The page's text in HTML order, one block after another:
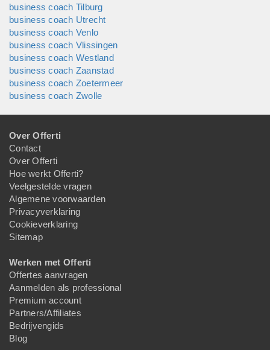
business coach Tilburg
business coach Utrecht
business coach Venlo
business coach Vlissingen
business coach Westland
business coach Zaanstad
business coach Zoetermeer
business coach Zwolle
Over Offerti
Contact
Over Offerti
Hoe werkt Offerti?
Veelgestelde vragen
Algemene voorwaarden
Privacyverklaring
Cookieverklaring
Sitemap
Werken met Offerti
Offertes aanvragen
Aanmelden als professional
Premium account
Partners/Affiliates
Bedrijvengids
Blog